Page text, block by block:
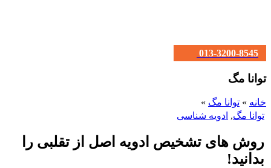
013-3200-8545
توانا مگ
خانه » توانا مگ »
توانا مگ, ادویه شناسی
روش های تشخیص ادویه اصل از تقلبی را
بدانید!